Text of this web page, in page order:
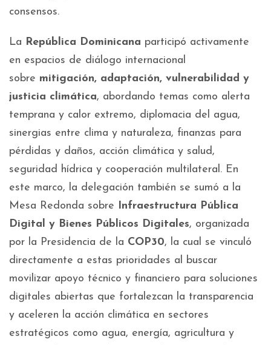
consensos.
La República Dominicana participó activamente
en espacios de diálogo internacional
sobre mitigación, adaptación, vulnerabilidad y
justicia climática, abordando temas como alerta
temprana y calor extremo, diplomacia del agua,
sinergias entre clima y naturaleza, finanzas para
pérdidas y daños, acción climática y salud,
seguridad hídrica y cooperación multilateral. En
este marco, la delegación también se sumó a la
Mesa Redonda sobre Infraestructura Pública
Digital y Bienes Públicos Digitales, organizada
por la Presidencia de la COP30, la cual se vinculó
directamente a estas prioridades al buscar
movilizar apoyo técnico y financiero para soluciones
digitales abiertas que fortalezcan la transparencia
y aceleren la acción climática en sectores
estratégicos como agua, energía, agricultura y